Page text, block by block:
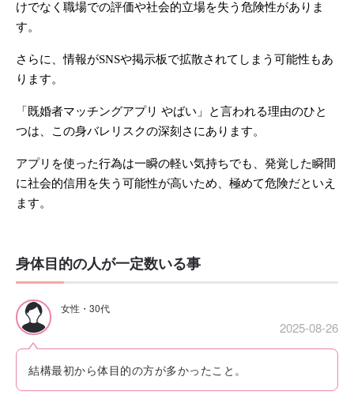
けでなく職場での評価や社会的立場を失う危険性がありま
す。
さらに、情報がSNSや掲示板で拡散されてしまう可能性もあ
ります。
「既婚者マッチングアプリ やばい」と言われる理由のひと
つは、この身バレリスクの深刻さにあります。
アプリを使った行為は一瞬の軽い気持ちでも、発覚した瞬間
に社会的信用を失う可能性が高いため、極めて危険だといえ
ます。
身体目的の人が一定数いる事
女性・30代
2025-08-26
結構最初から体目的の方が多かったこと。